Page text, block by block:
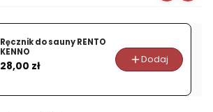
do
sauny
THD
Ręcznik do sauny RENTO
KENNO
Cena
28,00 zł Dodaj